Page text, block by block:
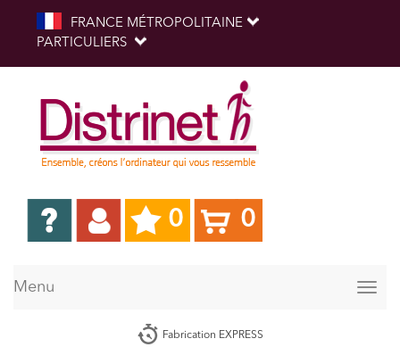
FRANCE MÉTROPOLITAINE
PARTICULIERS
0 0
Menu
Fabrication EXPRESS